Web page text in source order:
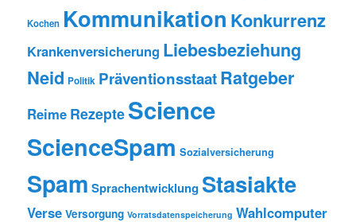
Kochen Kommunikation Konkurrenz
Krankenversicherung Liebesbeziehung
Neid Politik PräventionsstaatRatgeber
Reime Rezepte Science
ScienceSpam Sozialversicherung
Spam Sprachentwicklung Stasiakte
Verse Versorgung Vorratsdatenspeicherung Wahlcomputer